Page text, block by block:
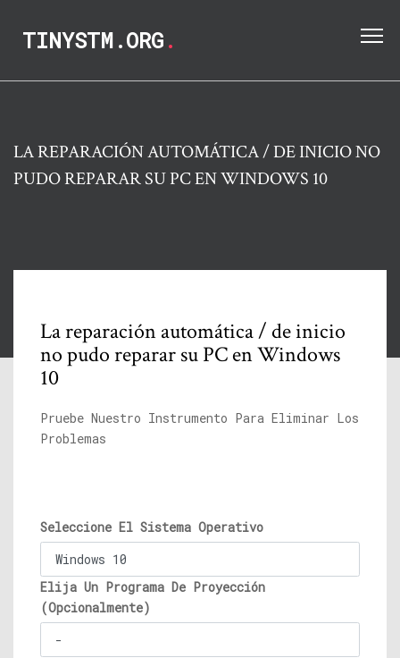
TINYSTM.ORG.
LA REPARACIÓN AUTOMÁTICA / DE INICIO NO
PUDO REPARAR SU PC EN WINDOWS 10
La reparación automática / de inicio
no pudo reparar su PC en Windows
10
Pruebe Nuestro Instrumento Para Eliminar Los
Problemas
Seleccione El Sistema Operativo
Elija Un Programa De Proyección
(Opcionalmente)